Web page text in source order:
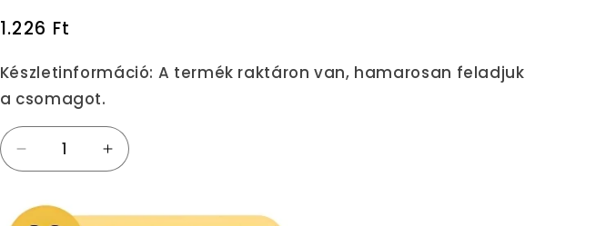
Normál
1.226 Ft
Készletinformáció: A termék raktáron van, hamarosan feladjuk
a csomagot.
Fluoreszkáló
dekorációs
Fénylő
Fluoreszkáló
dekorációs
Fénylő